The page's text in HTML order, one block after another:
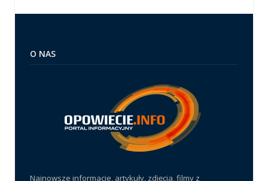
O NAS
Najnowsze informacje, artykuły, zdjęcia, filmy z